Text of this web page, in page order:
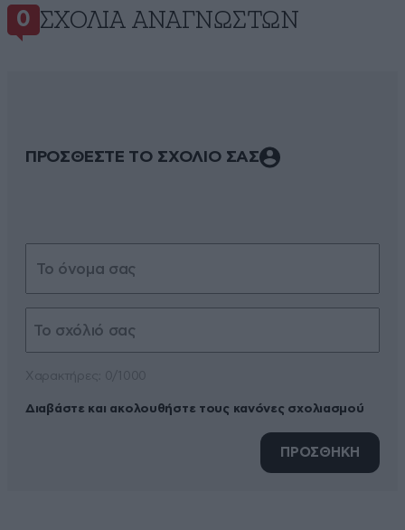
0 ΣΧΌΛΙΑ ΑΝΑΓΝΩΣΤΏΝ
ΠΡΟΣΘΕΣΤΕ ΤΟ ΣΧΟΛΙΟ ΣΑΣ
Διαβάστε και ακολουθήστε τους κανόνες σχολιασμού
ΠΡΟΣΘΗΚΗ